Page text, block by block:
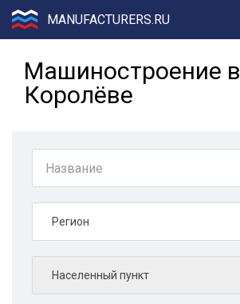
MANUFACTURERS.RU
Машиностроение в
Королёве
Регион
Населенный пункт